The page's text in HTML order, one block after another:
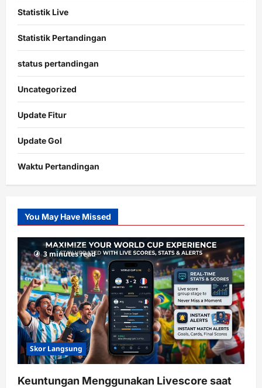
Statistik Live
Statistik Pertandingan
status pertandingan
Uncategorized
Update Fitur
Update Gol
Waktu Pertandingan
Slot
Gacor
RTP
terupdate
You May Have Missed
3 minutes read
Skor Langsung
Keuntungan Menggunakan Livescore saat